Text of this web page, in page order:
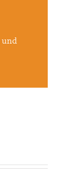
und